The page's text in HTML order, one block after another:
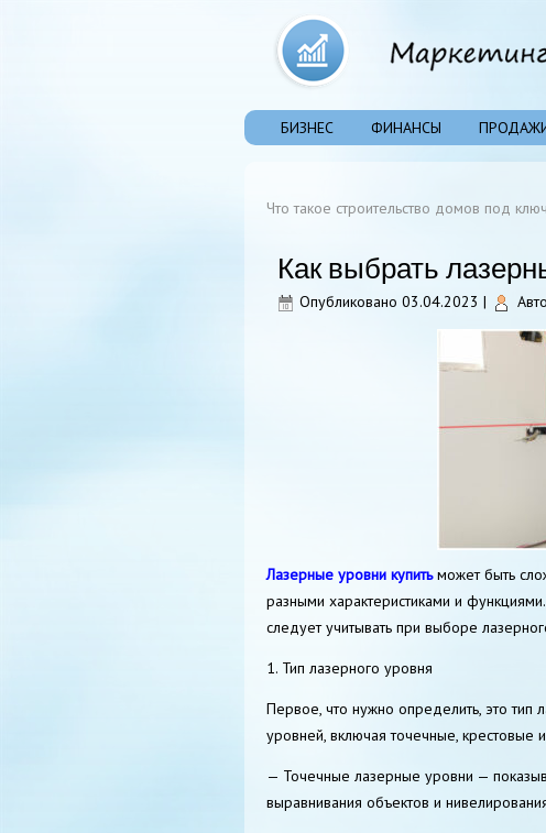
БИЗНЕС ФИНАНСЫ
Что такое строительство домов под ключ
Как выбрать
Опубликовано 03.04.2023 |
Лазерные уровни купитьможет быть
разными характеристиками и
следует учитывать при выборе
1. Тип лазерного уровня
Первое, что нужно определить, это тип
уровней, включая точечные, крестовые
— Точечные лазерные уровни —
выравнивания объектов и